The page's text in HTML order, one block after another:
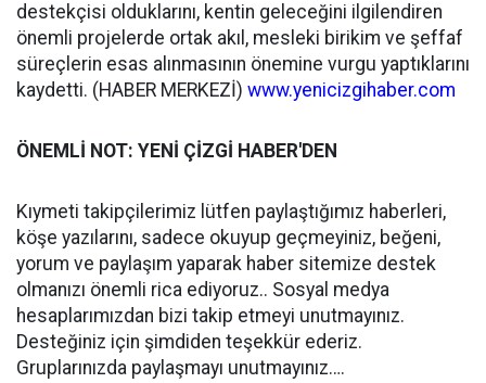
destekçisi olduklarını, kentin geleceğini ilgilendiren
önemli projelerde ortak akıl, mesleki birikim ve şeffaf
süreçlerin esas alınmasının önemine vurgu yaptıklarını
kaydetti. (HABER MERKEZİ) www.yenicizgihaber.com
ÖNEMLİ NOT: YENİ ÇİZGİ HABER'DEN
Kıymeti takipçilerimiz lütfen paylaştığımız haberleri,
köşe yazılarını, sadece okuyup geçmeyiniz, beğeni,
yorum ve paylaşım yaparak haber sitemize destek
olmanızı önemli rica ediyoruz.. Sosyal medya
hesaplarımızdan bizi takip etmeyi unutmayınız.
Desteğiniz için şimdiden teşekkür ederiz.
Gruplarınızda paylaşmayı unutmayınız….